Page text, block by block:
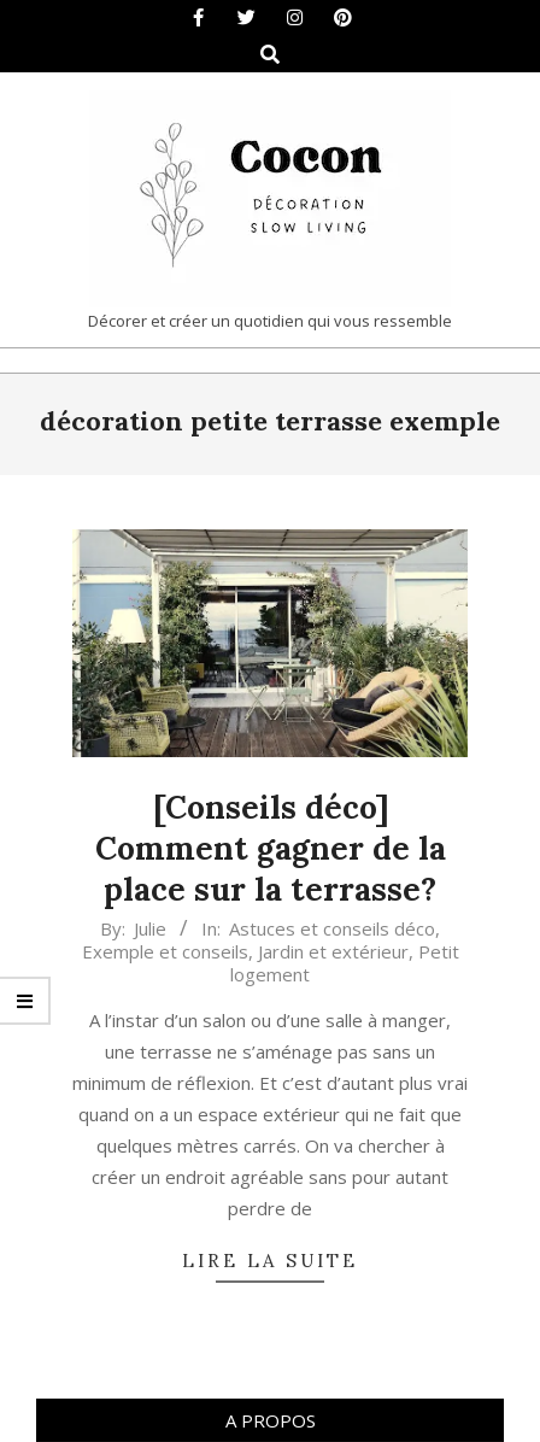
content
Search
COCON
|
DÉCORATION
LIVING
Décorer et créer un quotidien qui vous ressemble
Navigationdécoration petite terrasse exemple
[Conseils déco]
Comment gagner de la
place sur la terrasse?
2022-
06-
By: Julie In: Astuces et conseils déco,
Exemple et conseils, Jardin et extérieur, Petit
logement
A l’instar d’un salon ou d’une salle à manger,
une terrasse ne s’aménage pas sans un
minimum de réflexion. Et c’est d’autant plus vrai
quand on a un espace extérieur qui ne fait que
quelques mètres carrés. On va chercher à
créer un endroit agréable sans pour autant
perdre de
LIRE LA SUITE
A PROPOS